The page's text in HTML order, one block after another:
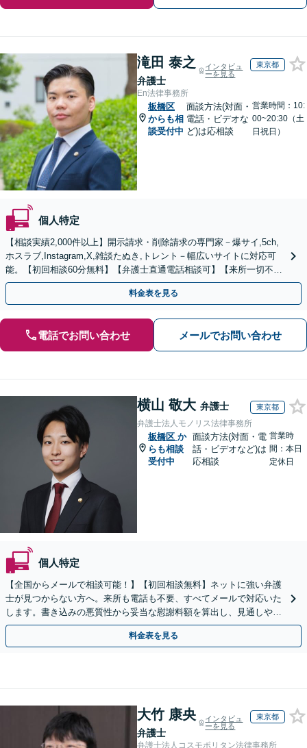
滝田 泰之
弁護士
インタビュ
ーを見る
東京都
En法律事務所
板橋区
からも相
談受付中
面談方法(対面・
電話・ビデオな
ど)は応相談
営業時間：10:
00~20:30（土
日祝日）
個人特定
【相談実績2,000件以上】開示請求・削除請求の専門家－爆サイ,5ch,
ホスラブ,Instagram,X,雑談たぬき,トレント－幅広いサイトに対応可
能。【初回相談60分無料】【弁護士直通電話相談可】【来所一切不
要】【夜間・休日面談可】
料金表を見る
電話でお問い合わせ メールでお問い合わせ
横山 敬大 弁護士 東京都
弁護士法人モノリス法律事務所
板橋区 か
らも相談
受付中
面談方法(対面・電
話・ビデオなど)は
応相談
営業時
間：本日
定休日
個人特定
【全国からメールで相談可能！】【初回相談無料】ネットに強い弁護
士が見つからない方へ。来所も電話も不要、すべてメールで対応いた
します。書き込みの悪質性から妥当な慰謝料額を算出し、見通しや費
用面のリスクも包み隠さずお伝えしサポートします。
料金表を見る
大竹 康央
弁護士
インタビュ
ーを見る
東京都
弁護士法人コスモポリタン法律事務所